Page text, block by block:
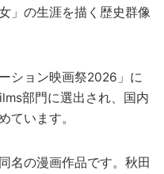
」の生涯を描く歴史群像
ション映画祭2026」に
部門に選出され、国内
ています。
名の漫画作品です。秋田